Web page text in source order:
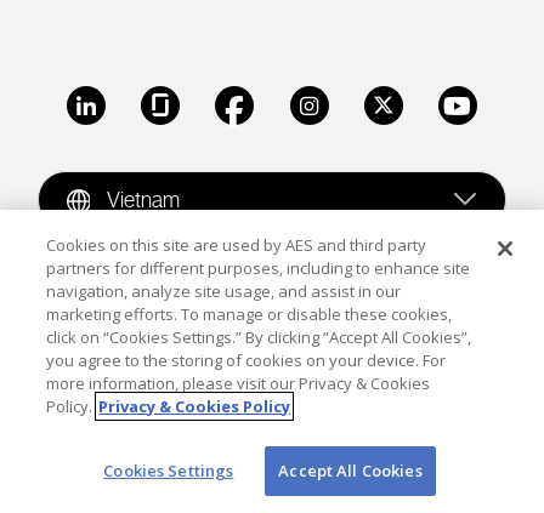
LinkedIn GlassdoorFacebookInstagramX Youtube
Vietnam
Copyright © 2009-2026 The AES Corporation. All rights
reserved.Terms of Use|Privacy
Reproduction in whole or in part in any form or medium
without the express written permission of The AES
Corporation is prohibited. AES and the AES logo are
trademarks of The AES Corporation.
Cookies on this site are used by AES and third party
partners for different purposes, including to enhance site
navigation, analyze site usage, and assist in our
marketing efforts. To manage or disable these cookies,
click on “Cookies Settings.” By clicking “Accept All Cookies”,
you agree to the storing of cookies on your device. For
more information, please visit our Privacy & Cookies
Policy. Privacy & Cookies Policy
Cookies Settings Accept All Cookies